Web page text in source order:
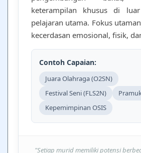
keterampilan khusus di
pelajaran utama. Fokus
kecerdasan emosional, fisik,
Contoh Capaian:
Juara Olahraga (O2SN)
Festival Seni (FLS2N)
Kepemimpinan OSIS
"Setiap murid memiliki potensi